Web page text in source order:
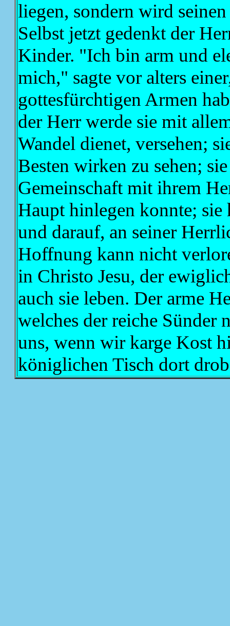
liegen, sondern wird
Selbst jetzt gedenkt der
Kinder. "Ich bin arm und
mich," sagte vor alters
gottesfürchtigen Armen
der Herr werde sie mit
Wandel dienet, versehen;
Besten wirken zu sehen;
Gemeinschaft mit ihrem
Haupt hinlegen konnte;
und darauf, an seiner
Hoffnung kann nicht
in Christo Jesu, der
auch sie leben. Der arme
welches der reiche Sünder
uns, wenn wir karge Kost
königlichen Tisch dort